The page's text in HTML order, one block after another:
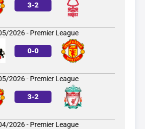
3-2
2026 - Premier League
0-0
2026 - Premier League
3-2
2026 - Premier League